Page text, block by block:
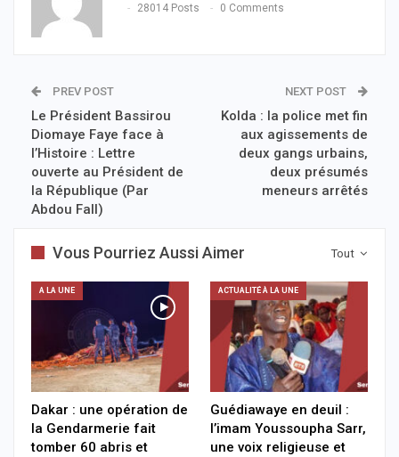
28014 Posts 0 Comments
PREV POST
Le Président Bassirou
Diomaye Faye face à
l’Histoire : Lettre
ouverte au Président de
la République (Par
Abdou Fall)
NEXT POST
Kolda : la police met fin
aux agissements de
deux gangs urbains,
deux présumés
meneurs arrêtés
Tout
Vous Pourriez Aussi Aimer
A LA UNE
Dakar : une opération de
la Gendarmerie fait
tomber 60 abris et
ACTUALITÉ À LA UNE
Guédiawaye en deuil :
l’imam Youssoupha Sarr,
une voix religieuse et